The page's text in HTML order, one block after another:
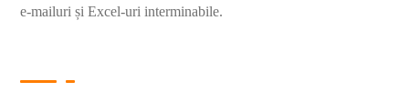
e-mailuri și Excel-uri interminabile.